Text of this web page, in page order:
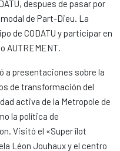
despues de pasar por
de Part-Dieu. La
de CODATU y participar en
AUTREMENT.
a presentaciones sobre la
de transformación del
activa de la Metropole de
la política de
Visitó el «Super îlot
Léon Jouhaux y el centro